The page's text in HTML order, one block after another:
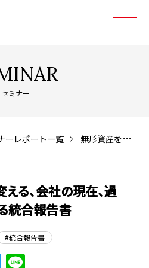
セミナー
ーレポート一覧 無形資産を価値に変える、会社の現在、過去、そして未来を語る統合報告書
る、会社の現在、過
統合報告書
#統合報告書